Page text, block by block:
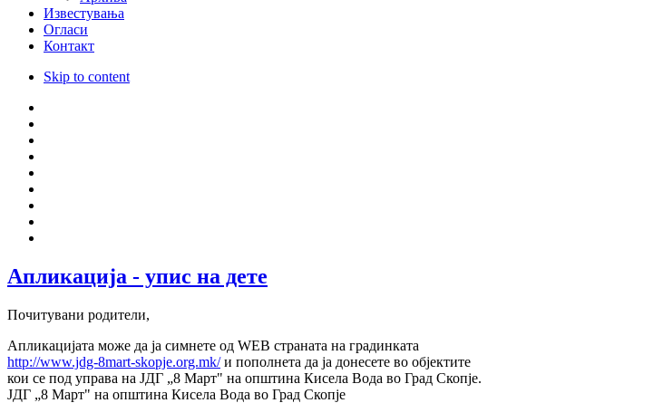
Известувања
Огласи
Контакт
Skip to content
Апликација - упис на дете
Почитувани родители,
Апликацијата може да ја симнете од WEB страната на градинката
http://www.jdg-8mart-skopje.org.mk/и пополнета да ја донесете во објектите
кои се под управа на ЈДГ „8 Март" на општина Кисела Вода во Град Скопје.
ЈДГ „8 Март" на општина Кисела Вода во Град Скопје